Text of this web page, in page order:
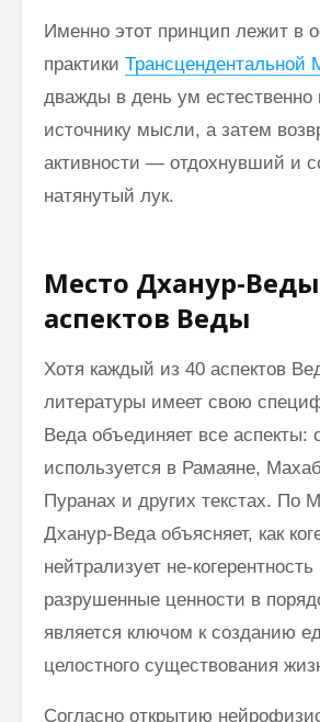
Именно этот принцип лежит в
практики Трансцендентальной
дважды в день ум естественно
источнику мысли, а затем
активности — отдохнувший и
натянутый лук.
Место Дханур-
аспектов Веды
Хотя каждый из 40 аспектов
литературы имеет свою
Веда объединяет все аспекты:
используется в Рамаяне,
Пуранах и других текстах. По
Дханур-Веда объясняет, как
нейтрализует не-
разрушенные ценности в
является ключом к созданию
целостного существования
Согласно открытию